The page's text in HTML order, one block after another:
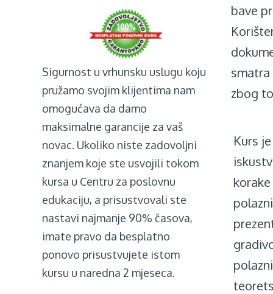
Sigurnost u vrhunsku uslugu koju
pružamo svojim klijentima nam
omogućava da damo
maksimalne garancije za vaš
novac. Ukoliko niste zadovoljni
znanjem koje ste usvojili tokom
kursa u Centru za poslovnu
edukaciju, a prisustvovali ste
nastavi najmanje 90% časova,
imate pravo da besplatno
ponovo prisustvujete istom
kursu u naredna 2 mjeseca.
bave
zbog
Kurs